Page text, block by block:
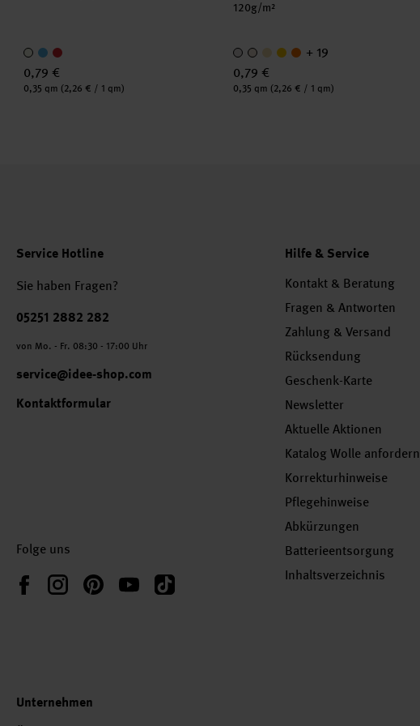
0,79 €
Inhalt:
0,35 qm (2,26 € / 1 qm)
120g/m²
+ 19
0,79 €
Inhalt:
0,35 qm (2,26 € / 1 qm)
Service Hotline
Sie haben Fragen?
Telefonnummer
05251 2882 282
von Mo. - Fr. 08:30 - 17:00 Uhr
service@idee-shop.com
Kontaktformular
Folge uns
FacebookInstagramPinterestYouTubeTikTok
Hilfe & Service
Kontakt & Beratung
Fragen & Antworten
Zahlung & Versand
Rücksendung
Geschenk-Karte
Newsletter
Aktuelle Aktionen
Katalog Wolle anfordern
Korrekturhinweise
Pflegehinweise
Abkürzungen
Batterieentsorgung
Inhaltsverzeichnis
Unternehmen